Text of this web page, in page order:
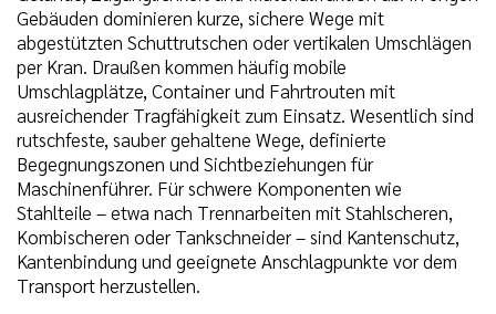
Gebäuden dominieren kurze, sichere Wege mit
abgestützten Schuttrutschen oder vertikalen Umschlägen
per Kran. Draußen kommen häufig mobile
Umschlagplätze, Container und Fahrtrouten mit
ausreichender Tragfähigkeit zum Einsatz. Wesentlich sind
rutschfeste, sauber gehaltene Wege, definierte
Begegnungszonen und Sichtbeziehungen für
Maschinenführer. Für schwere Komponenten wie
Stahlteile – etwa nach Trennarbeiten mit Stahlscheren,
Kombischeren oder Tankschneider – sind Kantenschutz,
Kantenbindung und geeignete Anschlagpunkte vor dem
Transport herzustellen.